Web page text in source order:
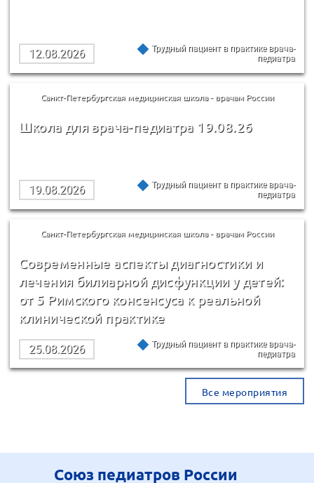
12.08.2026
Трудный пациент в практике врача-
педиатра
Санкт-Петербургская медицинская школа - врачам России
Школа для врача-педиатра 19.08.26
19.08.2026
Трудный пациент в практике врача-
педиатра
Санкт-Петербургская медицинская школа - врачам России
Современные аспекты диагностики и
лечения билиарной дисфункции у детей:
от 5 Римского консенсуса к реальной
клинической практике
25.08.2026
Трудный пациент в практике врача-
педиатра
Все мероприятия
Союз педиатров России